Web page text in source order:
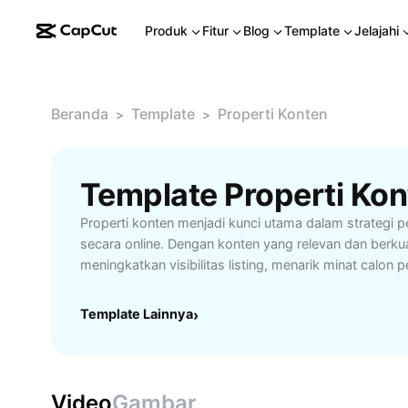
Produk Fitur Blog Template Jelajahi
Beranda > Template > Properti Konten
Template Properti
Properti konten menjadi kunci utama dalam strategi
secara online. Dengan konten yang relevan dan
meningkatkan visibilitas listing, menarik minat calon
profesional, video virtual tour, hingga deskripsi
memungkinkan agen dan pengembang untuk
Template Lainnya›